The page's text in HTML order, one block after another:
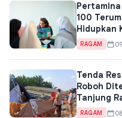
100
Hidupkan
RAGAM
Tenda
Roboh
Tanjung
RAGAM